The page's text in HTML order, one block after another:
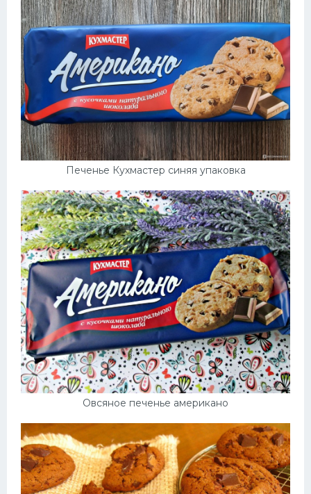
Печенье Кухмастер синяя упаковка
Овсяное печенье американо